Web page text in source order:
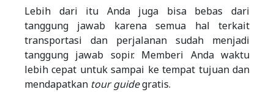
Lebih dari itu Anda juga bisa bebas dari
tanggung jawab karena semua hal terkait
transportasi dan perjalanan sudah menjadi
tanggung jawab sopir. Memberi Anda waktu
lebih cepat untuk sampai ke tempat tujuan dan
mendapatkan tour guidegratis.